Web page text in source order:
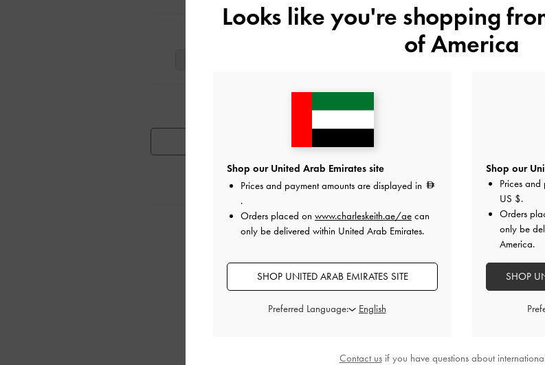
المقاس:
ملاحظات المحرر
تفاصيل المنتج وتعليمات العناية
العروض الحصرية
Looks like you're shopping
of America
Shop our United Arab Emirates site
Prices and payment amounts are displayed in
.
Orders placed on www.charleskeith.ae/ae can
only be delivered within United Arab Emirates.
SHOP UNITED ARAB EMIRATES SITE
Preferred Language:
Shop our
Prices
US $.
Orders
only be
America.
SHOP
Contact usif you have questions about